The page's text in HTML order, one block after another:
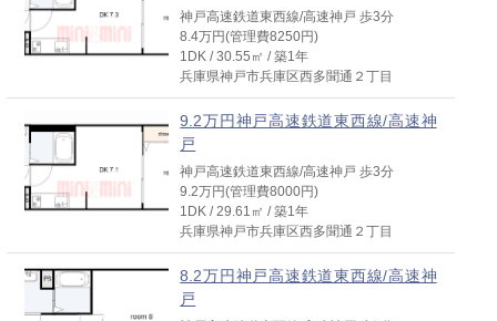
神戸高速鉄道東西線/高速神戸 歩3分
8.4万円(管理費8250円)
1DK / 30.55㎡ / 築1年
兵庫県神戸市兵庫区西多聞通２丁目
9.2万円神戸高速鉄道東西線/高速神
戸
神戸高速鉄道東西線/高速神戸 歩3分
9.2万円(管理費8000円)
1DK / 29.61㎡ / 築1年
兵庫県神戸市兵庫区西多聞通２丁目
8.2万円神戸高速鉄道東西線/高速神
戸